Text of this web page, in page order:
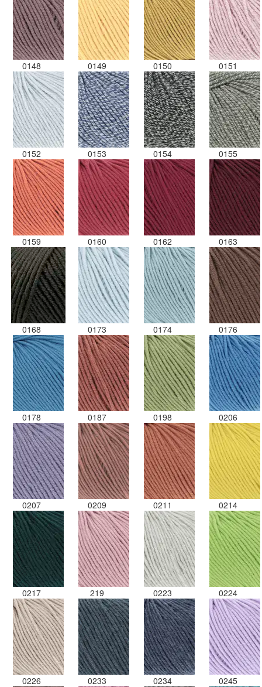
0148 0149 0150 0151
0152 0153 0154 0155
0159 0160 0162 0163
0168 0173 0174 0176
0178 0187 0198 0206
0207 0209 0211 0214
0217 219 0223 0224
0226 0233 0234 0245